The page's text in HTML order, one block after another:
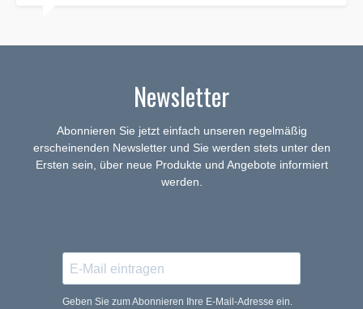
Newsletter
Abonnieren Sie jetzt einfach unseren regelmäßig
erscheinenden Newsletter und Sie werden stets unter den
Ersten sein, über neue Produkte und Angebote informiert
werden.
Geben Sie zum Abonnieren Ihre E-Mail-Adresse ein.